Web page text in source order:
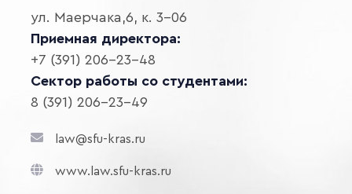
ул. Маерчака,6, к. 3-06
Приемная директора:
+7 (391) 206-23-48
Сектор работы со студентами:
8 (391) 206-23-49
law@sfu-kras.ru
www.law.sfu-kras.ru